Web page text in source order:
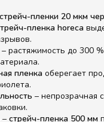
пленки 20 мкм
пленка horeca
– растяжимость до 300
пленка оберегает
– непрозрачная
– стрейч-пленка 500 мм